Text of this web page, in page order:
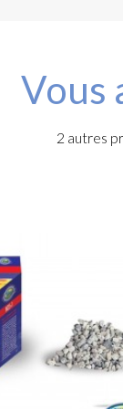
Vous
2 autres